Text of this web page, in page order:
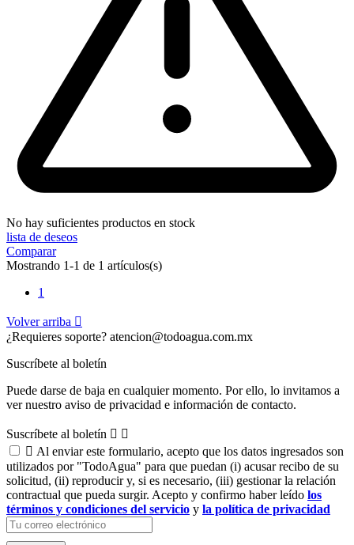
No hay suficientes productos en stock
lista de deseos
Comparar
Mostrando 1-1 de 1 artículos(s)
1
Volver arriba 
¿Requieres soporte? atencion@todoagua.com.mx
Suscríbete al boletín
Puede darse de baja en cualquier momento. Por ello, lo invitamos a
ver nuestro aviso de privacidad e información de contacto.
Suscríbete al boletín  
 Al enviar este formulario, acepto que los datos ingresados son
utilizados por "TodoAgua" para que puedan (i) acusar recibo de su
solicitud, (ii) reproducir y, si es necesario, (iii) gestionar la relación
contractual que pueda surgir. Acepto y confirmo haber leído los
términos y condiciones del servicio y la política de privacidad